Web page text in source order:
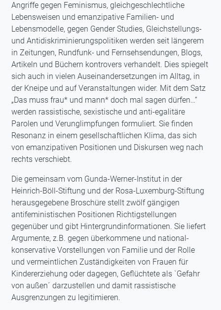
Angriffe gegen Feminismus, gleichgeschlechtliche
Lebensweisen und emanzipative Familien- und
Lebensmodelle, gegen Gender Studies, Gleichstellungs-
und Antidiskriminierungspolitiken werden seit längerem
in Zeitungen, Rundfunk- und Fernsehsendungen, Blogs,
Artikeln und Büchern kontrovers verhandelt. Dies spiegelt
sich auch in vielen Auseinandersetzungen im Alltag, in
der Kneipe und auf Veranstaltungen wider. Mit dem Satz
„Das muss frau* und mann* doch mal sagen dürfen…“
werden rassistische, sexistische und anti-egalitäre
Parolen und Verunglimpfungen formuliert. Sie finden
Resonanz in einem gesellschaftlichen Klima, das sich
von emanzipativen Positionen und Diskursen weg nach
rechts verschiebt.
Die gemeinsam vom Gunda-Werner-Institut in der
Heinrich-Böll-Stiftung und der Rosa-Luxemburg-Stiftung
herausgegebene Broschüre stellt zwölf gängigen
antifeministischen Positionen Richtigstellungen
gegenüber und gibt Hintergrundinformationen. Sie liefert
Argumente, z.B. gegen überkommene und national-
konservative Vorstellungen von Familie und der Rolle
und vermeintlichen Zuständigkeiten von Frauen für
Kindererziehung oder dagegen, Geflüchtete als `Gefahr
von außen´ darzustellen und damit rassistische
Ausgrenzungen zu legitimieren.